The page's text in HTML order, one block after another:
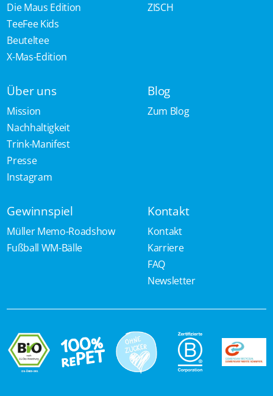
Die Maus Edition
TeeFee Kids
Beuteltee
X-Mas-Edition
ZISCH
Über uns
Mission
Nachhaltigkeit
Trink-Manifest
Presse
Instagram
Blog
Zum Blog
Gewinnspiel
Müller Memo-Roadshow
Fußball WM-Bälle
Kontakt
Kontakt
Karriere
FAQ
Newsletter